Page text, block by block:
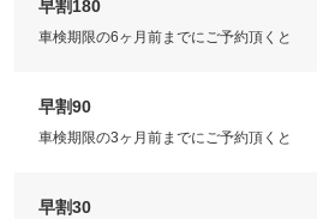
早割180
車検期限の6ヶ月前までにご予約頂くと
早割90
車検期限の3ヶ月前までにご予約頂くと
早割30